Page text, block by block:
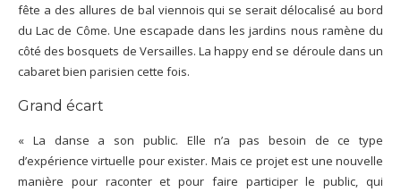
fête a des allures de bal viennois qui se serait délocalisé au bord
du Lac de Côme. Une escapade dans les jardins nous ramène du
côté des bosquets de Versailles. La happy end se déroule dans un
cabaret bien parisien cette fois.
Grand écart
« La danse a son public. Elle n’a pas besoin de ce type
d’expérience virtuelle pour exister. Mais ce projet est une nouvelle
manière pour raconter et pour faire participer le public, qui